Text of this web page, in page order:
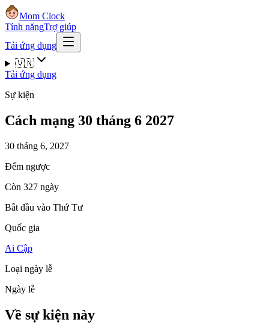
Mom Clock
Tính năngTrợ giúp
Tải ứng dụng
🇻🇳
Tải ứng dụng
Sự kiện
Cách mạng 30 tháng 6 2027
30 tháng 6, 2027
Đếm ngược
Còn 327 ngày
Bắt đầu vào Thứ Tư
Quốc gia
Ai Cập
Loại ngày lễ
Ngày lễ
Về sự kiện này